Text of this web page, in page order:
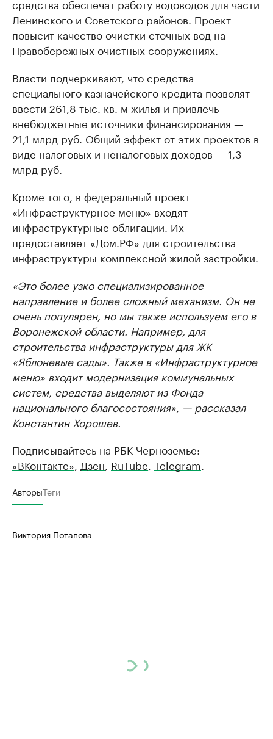
средства обеспечат работу водоводов для части
Ленинского и Советского районов. Проект
повысит качество очистки сточных вод на
Правобережных очистных сооружениях.
Власти подчеркивают, что средства
специального казначейского кредита позволят
ввести 261,8 тыс. кв. м жилья и привлечь
внебюджетные источники финансирования —
21,1 млрд руб. Общий эффект от этих проектов в
виде налоговых и неналоговых доходов — 1,3
млрд руб.
Кроме того, в федеральный проект
«Инфраструктурное меню» входят
инфраструктурные облигации. Их
предоставляет «Дом.РФ» для строительства
инфраструктуры комплексной жилой застройки.
«Это более узко специализированное
направление и более сложный механизм. Он не
очень популярен, но мы также используем его в
Воронежской области. Например, для
строительства инфраструктуры для ЖК
«Яблоневые сады». Также в «Инфраструктурное
меню» входит модернизация коммунальных
систем, средства выделяют из Фонда
национального благосостояния», — рассказал
Константин Хорошев.
Подписывайтесь на РБК Черноземье:
«ВКонтакте», Дзен, RuTube, Telegram.
АвторыТеги
Виктория Потапова